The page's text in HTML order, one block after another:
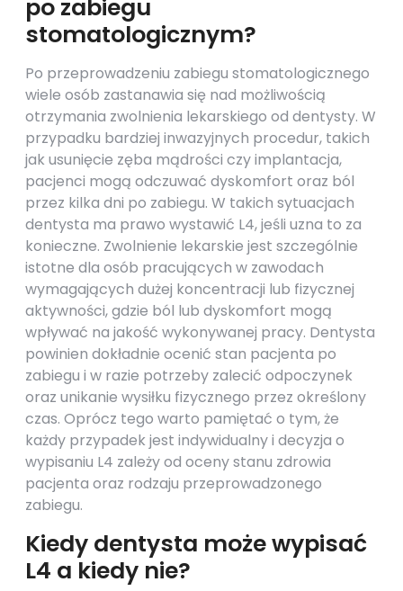
po zabiegu
stomatologicznym?
Po przeprowadzeniu zabiegu stomatologicznego
wiele osób zastanawia się nad możliwością
otrzymania zwolnienia lekarskiego od dentysty. W
przypadku bardziej inwazyjnych procedur, takich
jak usunięcie zęba mądrości czy implantacja,
pacjenci mogą odczuwać dyskomfort oraz ból
przez kilka dni po zabiegu. W takich sytuacjach
dentysta ma prawo wystawić L4, jeśli uzna to za
konieczne. Zwolnienie lekarskie jest szczególnie
istotne dla osób pracujących w zawodach
wymagających dużej koncentracji lub fizycznej
aktywności, gdzie ból lub dyskomfort mogą
wpływać na jakość wykonywanej pracy. Dentysta
powinien dokładnie ocenić stan pacjenta po
zabiegu i w razie potrzeby zalecić odpoczynek
oraz unikanie wysiłku fizycznego przez określony
czas. Oprócz tego warto pamiętać o tym, że
każdy przypadek jest indywidualny i decyzja o
wypisaniu L4 zależy od oceny stanu zdrowia
pacjenta oraz rodzaju przeprowadzonego
zabiegu.
Kiedy dentysta może wypisać
L4 a kiedy nie?